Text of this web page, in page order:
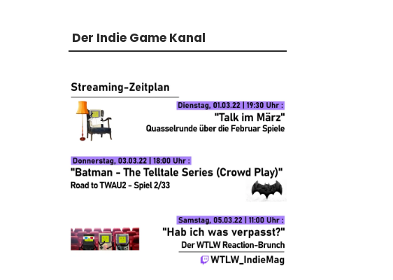
Der Indie Game Kanal